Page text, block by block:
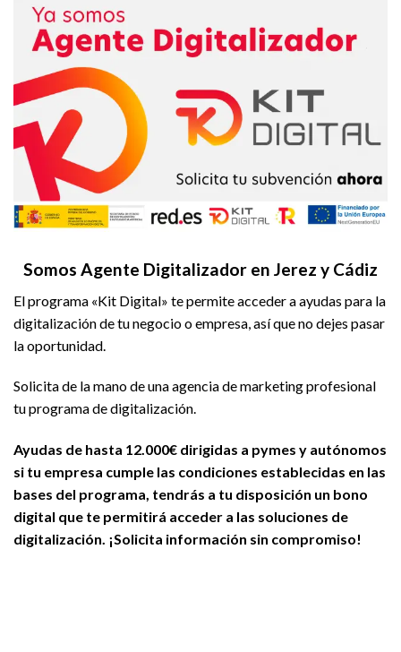
Somos Agente Digitalizador en Jerez y Cádiz
El programa «Kit Digital» te permite acceder a ayudas para la
digitalización de tu negocio o empresa, así que no dejes pasar
la oportunidad.
Solicita de la mano de una agencia de marketing profesional
tu programa de digitalización.
Ayudas de hasta 12.000€ dirigidas a pymes y autónomos
si tu empresa cumple las condiciones establecidas en las
bases del programa, tendrás a tu disposición un bono
digital que te permitirá acceder a las soluciones de
digitalización. ¡Solicita información sin compromiso!